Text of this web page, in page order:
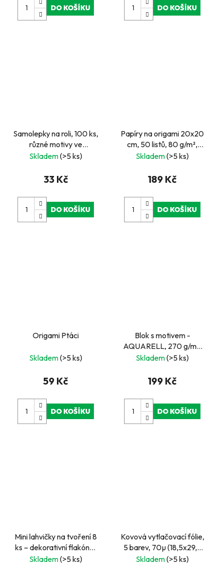
DO KOŠÍKU DO KOŠÍKU
Samolepky na roli, 100 ks,
různé motivy ve
známkovém rámečku,
Skladem(>5 ks)
33 Kč
DO KOŠÍKU
Papíry na origami 20x20
cm, 50 listů, 80 g/m²,
JAPAN
Skladem(>5 ks)
189 Kč
DO KOŠÍKU
Origami Ptáci
Skladem(>5 ks)
59 Kč
DO KOŠÍKU
Blok s motivem -
AQUARELL, 270 g/m²,
20 listů
Skladem(>5 ks)
199 Kč
DO KOŠÍKU
Mini lahvičky na tvoření 8
ks – dekorativní flakónky
s srdíček a koleček
Skladem(>5 ks)
Kovová vytlačovací fólie,
5 barev, 70µ (18,5x29,5
cm)
Skladem(>5 ks)